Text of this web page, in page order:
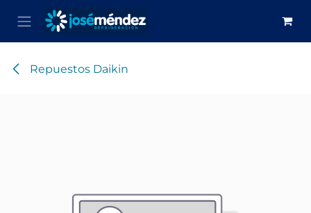
Ir al contenido
Repuestos Daikin